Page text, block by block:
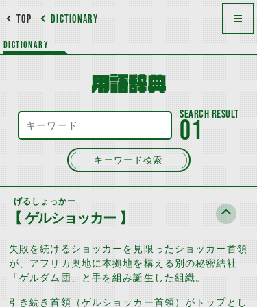
DICTIONARY
TOP
DICTIONARY
用語辞典
キーワード検索
01
げるしょっかー
【 ゲルショッカー 】
失敗を続けるショッカーを見限ったショッカー首領
が、アフリカ奥地に本拠地を構える別の秘密結社
「ゲルダム団」と手を組み誕生した組織。
引き続き首領（ゲルショッカー首領）がトップとし